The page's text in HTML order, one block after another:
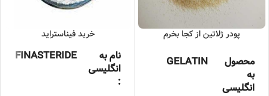
پودر ژلاتین از کجا بخرم
محصول
به
انگلیسی
GELATIN
خرید فیناستراید
نام به
انگلیسی
:
FINASTERIDE